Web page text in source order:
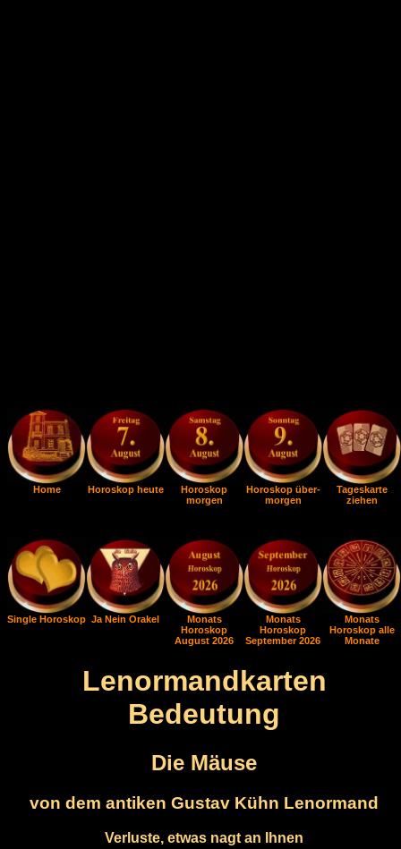
Home Horoskop heute
Horoskop
morgen
Horoskop über-
morgen
Tageskarte
ziehen
Single Horoskop Ja Nein Orakel
Monats
Horoskop
August 2026
Monats
Horoskop
September 2026
Monats
Horoskop alle
Monate
Lenormandkarten
Bedeutung
Die Mäuse
von dem antiken Gustav Kühn Lenormand
Verluste, etwas nagt an Ihnen